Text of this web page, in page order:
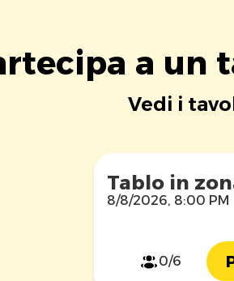
a un
Vedi i
Tablo in
8/8/2026, 8:00 PM
0/6